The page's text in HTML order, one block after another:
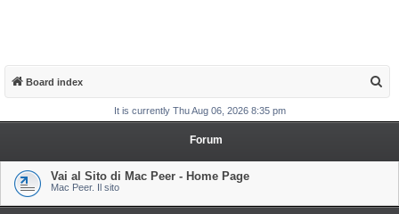
Board index
a
It is currently Thu Aug 06, 2026 8:35 pm
Forum
Vai al Sito di Mac Peer - Home Page
Mac Peer. Il sito